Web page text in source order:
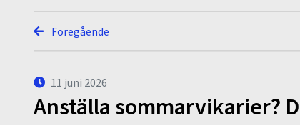
Föregående
11 juni 2026
Anställa sommarvikarier?